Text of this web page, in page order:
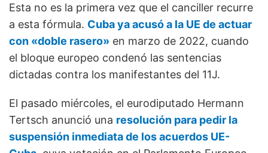
Esta no es la primera vez que el canciller recurre
a esta fórmula. Cuba ya acusó a la UE de actuar
con «doble rasero» en marzo de 2022, cuando
el bloque europeo condenó las sentencias
dictadas contra los manifestantes del 11J.
El pasado miércoles, el eurodiputado Hermann
Tertsch anunció una resolución para pedir la
suspensión inmediata de los acuerdos UE-